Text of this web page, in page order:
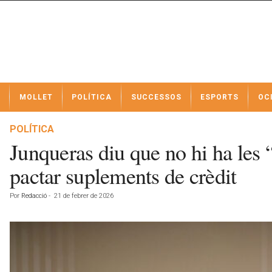
t
MOLLET POLÍTICA SUCCESSOS ESPORTS OCI
POLÍTICA
Junqueras diu que no hi ha les
pactar suplements de crèdit
Por Redacció - 21 de febrer de 2026